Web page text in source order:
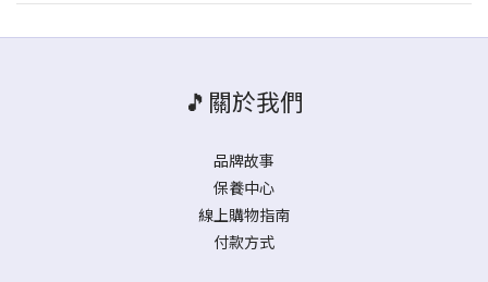
🎵關於我們
品牌故事
保養中心
線上購物指南
付款方式